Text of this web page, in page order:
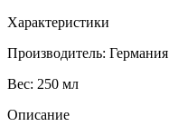
Характеристики
Производитель: Германия
Вес: 250 мл
Описание